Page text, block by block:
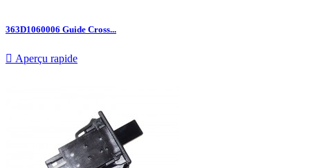
363D1060006 Guide Cross...
 Aperçu rapide